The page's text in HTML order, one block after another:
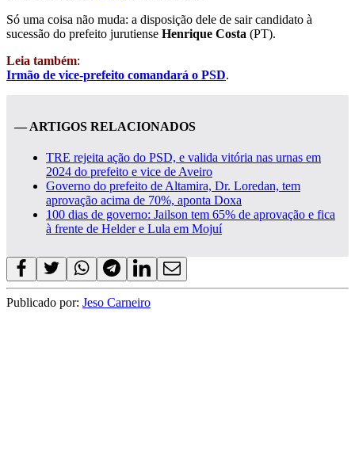
Só uma coisa não muda: a disposição dele de sair candidato à
sucessão do prefeito jurutiense Henrique Costa (PT).
Leia também:
Irmão de vice-prefeito comandará o PSD.
— ARTIGOS RELACIONADOS
TRE rejeita ação do PSD, e valida vitória nas urnas em
2024 do prefeito e vice de Aveiro
Governo do prefeito de Altamira, Dr. Loredan, tem
aprovação acima de 70%, aponta Doxa
100 dias de governo: Jailson tem 65% de aprovação e fica
à frente de Helder e Lula em Mojuí
Publicado por: Jeso Carneiro